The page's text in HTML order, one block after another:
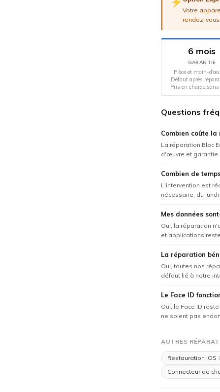
Votre
rendez-
6 mois
GARANTIE
Pièce et main-
Défaut après
Pris en charge
Questions
Combien coûte
La réparation Bloc
d'œuvre et garantie
Combien de
L'intervention est
nécessaire, du
Mes données
Oui, la réparation
et applications
La réparation
Oui, toutes nos
défaut lié à notre
Le Face ID
Oui, le Face ID
ne soient pas
AUTRES
Restauration iOS
Connecteur de